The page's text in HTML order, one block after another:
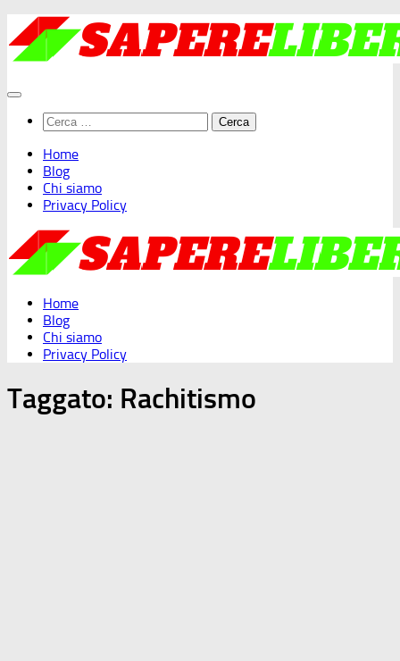
Salta
al
contenuto
Ricerca
per:
Home
Blog
Chi siamo
Privacy Policy
Home
Blog
Chi siamo
Privacy Policy
Taggato: Rachitismo